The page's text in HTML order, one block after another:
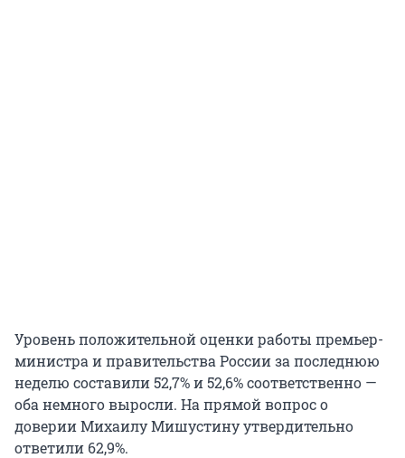
Уровень положительной оценки работы премьер-
министра и правительства России за последнюю
неделю составили 52,7% и 52,6% соответственно —
оба немного выросли. На прямой вопрос о
доверии Михаилу Мишустину утвердительно
ответили 62,9%.